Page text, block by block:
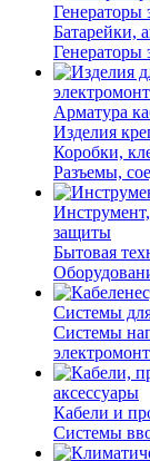
Генераторы
Батарейки,
Генераторы
Арматура
Изделия
Коробки,
Разъемы,
защиты
Бытовая
Системы
Системы
аксессуары
Кабели и
Системы